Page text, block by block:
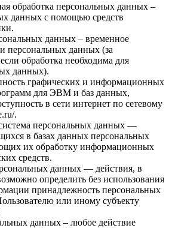
обработка персональных данных –
данных с помощью средств
данных – временное
персональных данных (за
обработка необходима для
данных).
графических и информационных
для ЭВМ и баз данных,
в сети интернет по сетевому
.
персональных данных —
в базах данных персональных
их обработку информационных
средств.
данных — действия, в
определить без использования
принадлежность персональных
или иному субъекту
данных – любое действие